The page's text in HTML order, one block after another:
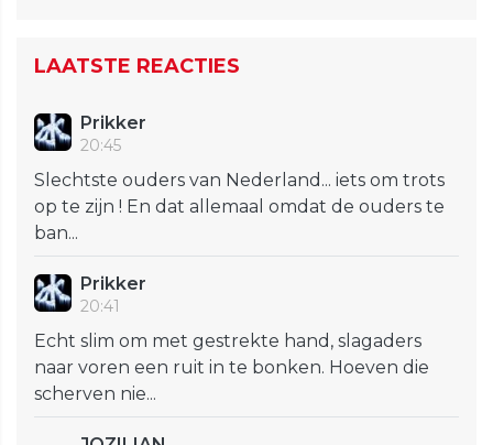
LAATSTE REACTIES
Prikker
20:45
Slechtste ouders van Nederland... iets om trots
op te zijn ! En dat allemaal omdat de ouders te
ban...
Prikker
20:41
Echt slim om met gestrekte hand, slagaders
naar voren een ruit in te bonken. Hoeven die
scherven nie...